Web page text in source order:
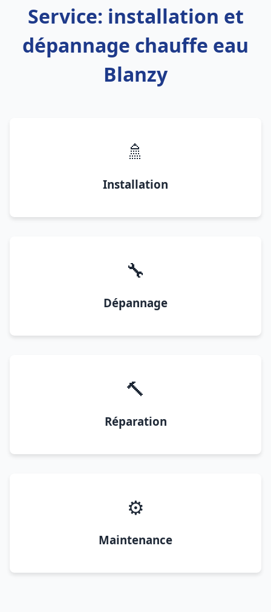
Service: installation et
dépannage chauffe eau
Blanzy
🚿
Installation
🔧
Dépannage
🔨
Réparation
⚙️
Maintenance